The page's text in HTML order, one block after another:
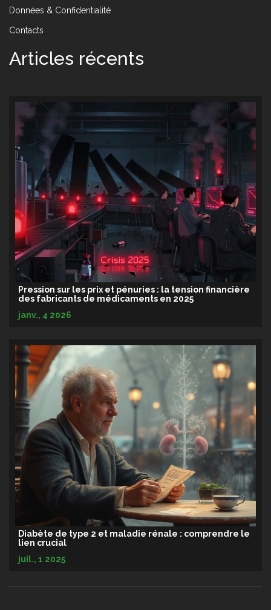
Données & Confidentialité
Contacts
Articles récents
Pression sur les prix et pénuries : la tension financière
des fabricants de médicaments en 2025
janv., 4 2026
Diabète de type 2 et maladie rénale : comprendre le
lien crucial
juil., 1 2025